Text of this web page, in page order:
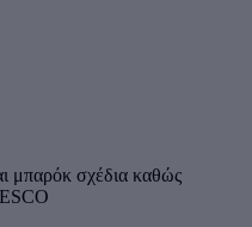
μπαρόκ σχέδια καθώς